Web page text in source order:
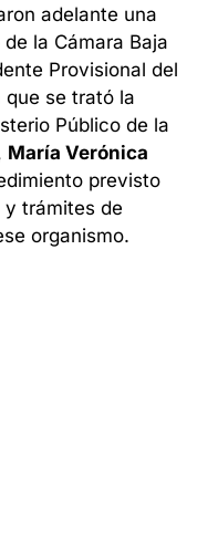
adelante una
la Cámara Baja
Provisional del
que se trató la
Público de la
María Verónica
previsto
y trámites de
organismo.